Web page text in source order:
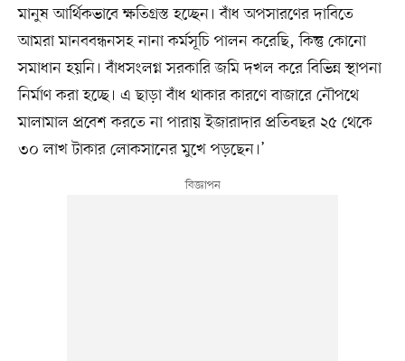
মানুষ আর্থিকভাবে ক্ষতিগ্রস্ত হচ্ছেন। বাঁধ অপসারণের দাবিতে
আমরা মানববন্ধনসহ নানা কর্মসূচি পালন করেছি, কিন্তু কোনো
সমাধান হয়নি। বাঁধসংলগ্ন সরকারি জমি দখল করে বিভিন্ন স্থাপনা
নির্মাণ করা হচ্ছে। এ ছাড়া বাঁধ থাকার কারণে বাজারে নৌপথে
মালামাল প্রবেশ করতে না পারায় ইজারাদার প্রতিবছর ২৫ থেকে
৩০ লাখ টাকার লোকসানের মুখে পড়ছেন।’